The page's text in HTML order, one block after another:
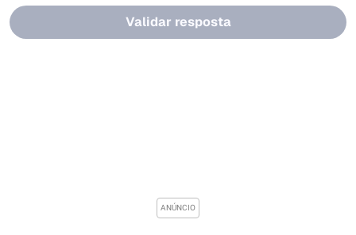
Validar resposta